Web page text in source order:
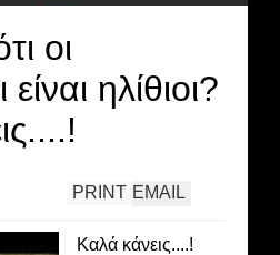
οι
ηλίθιοι?
EMAIL
PRINT
Καλά κάνεις....!